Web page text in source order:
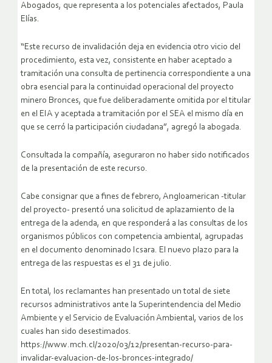
Abogados, que representa a los potenciales afectados, Paula
Elías.
“Este recurso de invalidación deja en evidencia otro vicio del
procedimiento, esta vez, consistente en haber aceptado a
tramitación una consulta de pertinencia correspondiente a una
obra esencial para la continuidad operacional del proyecto
minero Bronces, que fue deliberadamente omitida por el titular
en el EIA y aceptada a tramitación por el SEA el mismo día en
que se cerró la participación ciudadana”, agregó la abogada.
Consultada la compañía, aseguraron no haber sido notificados
de la presentación de este recurso.
Cabe consignar que a fines de febrero, Angloamerican -titular
del proyecto- presentó una solicitud de aplazamiento de la
entrega de la adenda, en que responderá a las consultas de los
organismos públicos con competencia ambiental, agrupadas
en el documento denominado Icsara. El nuevo plazo para la
entrega de las respuestas es el 31 de julio.
En total, los reclamantes han presentado un total de siete
recursos administrativos ante la Superintendencia del Medio
Ambiente y el Servicio de Evaluación Ambiental, varios de los
cuales han sido desestimados.
https://www.mch.cl/2020/03/12/presentan-recurso-para-
invalidar-evaluacion-de-los-bronces-integrado/